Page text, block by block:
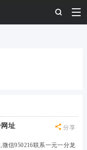
分享
网址
信950216联系一元一分龙